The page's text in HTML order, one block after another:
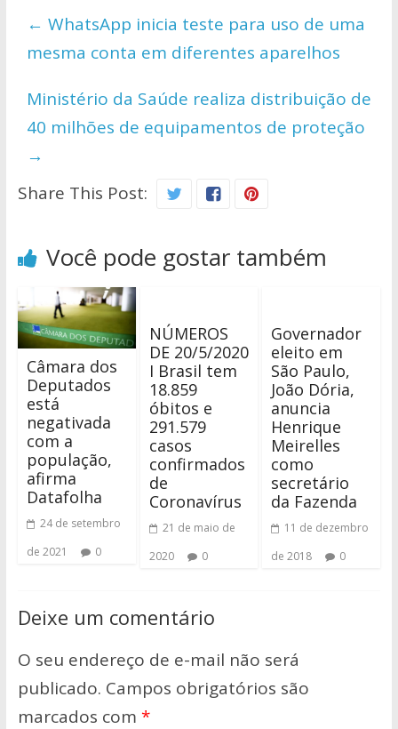
s
A
p
p
b
o
o
k
er y
Li
n
k
e
← WhatsApp inicia teste para uso de uma
mesma conta em diferentes aparelhos
Ministério da Saúde realiza distribuição de
40 milhões de equipamentos de proteção
→
Share This Post:
Você pode gostar também
Câmara dos
Deputados
está
negativada
com a
população,
afirma
Datafolha
24 de setembro
de 2021
0
NÚMEROS
DE 20/5/2020
I Brasil tem
18.859
óbitos e
291.579
casos
confirmados
de
Coronavírus
21 de maio de
2020
0
Governador
eleito em
São Paulo,
João Dória,
anuncia
Henrique
Meirelles
como
secretário
da Fazenda
11 de dezembro
de 2018
0
Deixe um comentário
O seu endereço de e-mail não será
publicado. Campos obrigatórios são
marcados com *